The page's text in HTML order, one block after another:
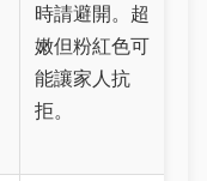
時請避開。超
嫩但粉紅色可
能讓家人抗
拒。